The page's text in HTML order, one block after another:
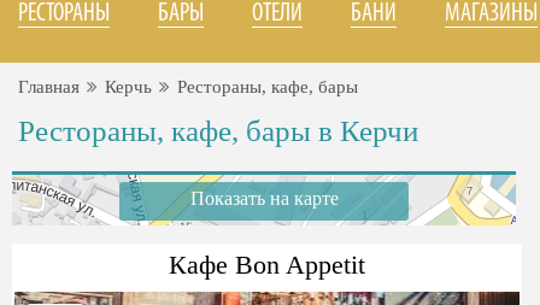
РЕСТОРАНЫ БАРЫ ОТЕЛИ БАНИ МАГАЗИНЫ
Главная Керчь Рестораны, кафе, бары
Рестораны, кафе, бары в Керчи
Показать на карте
Кафе Bon Apрetit